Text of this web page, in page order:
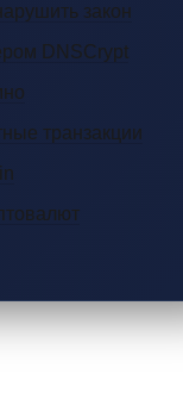
закон
DNSCrypt
транзакции